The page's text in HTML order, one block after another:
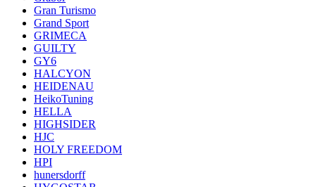
Gran Turismo
Grand Sport
GRIMECA
GUILTY
GY6
HALCYON
HEIDENAU
HeikoTuning
HELLA
HIGHSIDER
HJC
HOLY FREEDOM
HPI
hunersdorff